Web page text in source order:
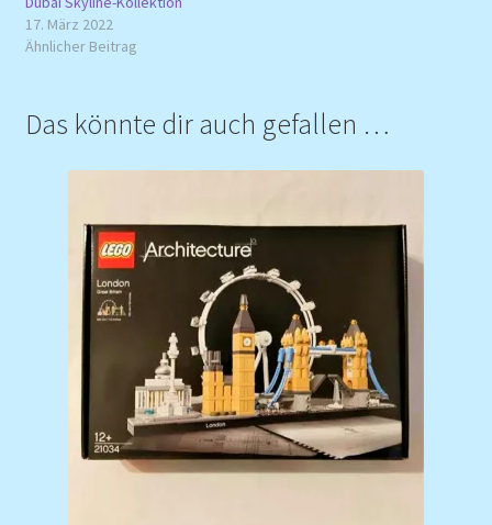
17. März 2022
Ähnlicher Beitrag
Das könnte dir auch gefallen …